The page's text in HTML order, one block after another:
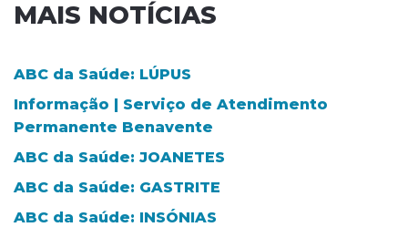
MAIS NOTÍCIAS
ABC da Saúde: LÚPUS
Informação | Serviço de Atendimento
Permanente Benavente
ABC da Saúde: JOANETES
ABC da Saúde: GASTRITE
ABC da Saúde: INSÓNIAS